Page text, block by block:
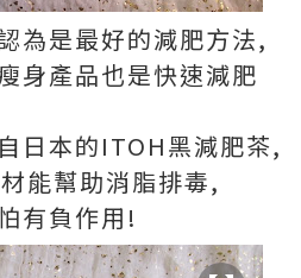
為是最好的減肥方法,
身產品也是快速減肥
日本的ITOH黑減肥茶,
能幫助消脂排毒,
有負作用!